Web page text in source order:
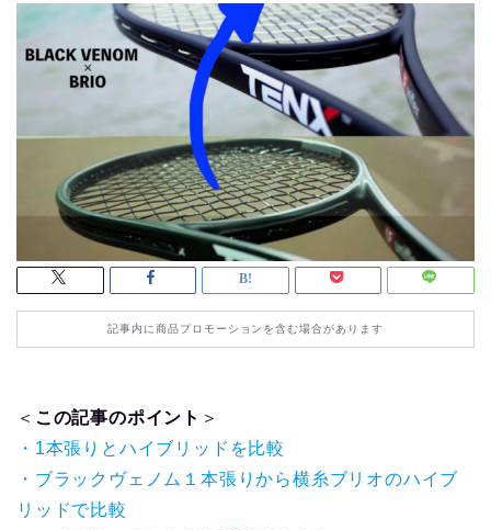
記事内に商品プロモーションを含む場合があります
＜ この記事のポイント ＞
・1本張りとハイブリッドを比較
・ブラックヴェノム１本張りから横糸ブリオのハイブ
リッドで比較